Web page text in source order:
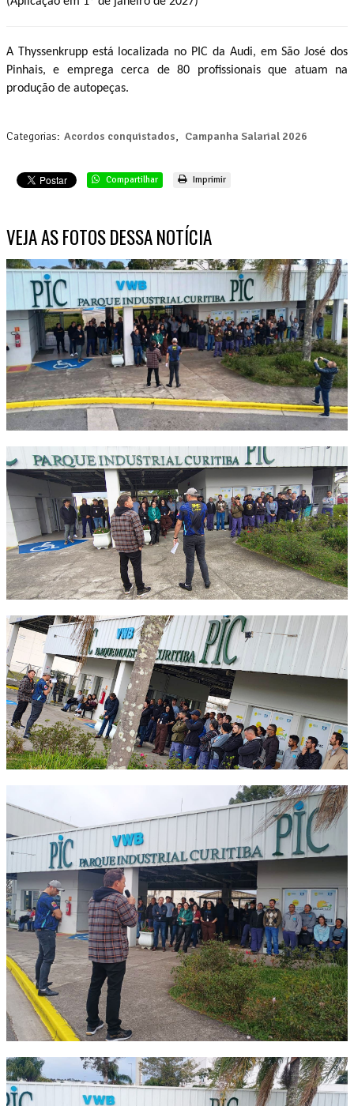
A Thyssenkrupp está localizada no PIC da Audi, em São José dos
Pinhais, e emprega cerca de 80 profissionais que atuam na
produção de autopeças.
Categorias: Acordos conquistados, Campanha Salarial 2026
Compartilhar Imprimir
VEJA AS FOTOS DESSA NOTÍCIA